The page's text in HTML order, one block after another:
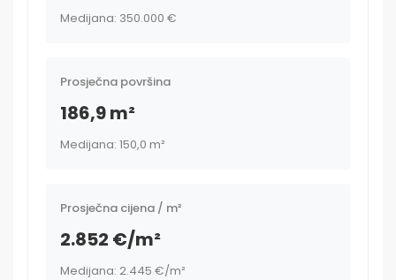
Medijana: 350.000 €
Prosječna površina
186,9 m²
Medijana: 150,0 m²
Prosječna cijena / m²
2.852 €/m²
Medijana: 2.445 €/m²